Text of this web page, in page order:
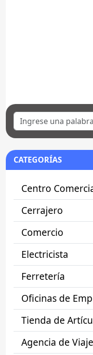
CATEGORÍAS
Centro
Cerrajero
Comercio
Electricista
Ferretería
Oficinas de
Tienda de
Agencia de